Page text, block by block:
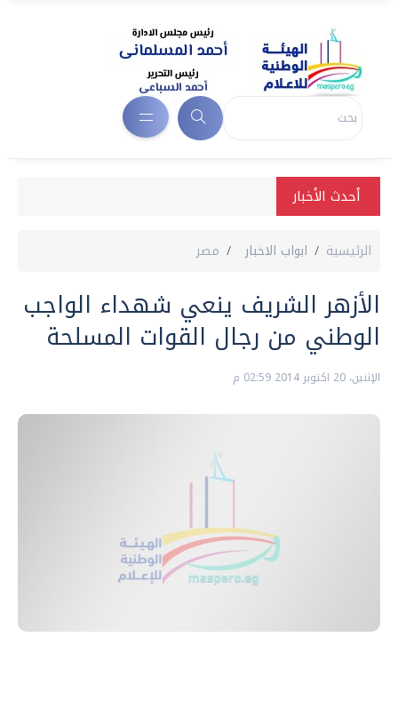
أحدث الأخبار
الرئيسية ابواب الاخبار مصر
الأزهر الشريف ينعي شهداء الواجب
الوطني من رجال القوات المسلحة
الإثنين، 20 اكتوبر 2014 02:59 م